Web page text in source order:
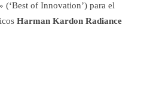
(‘Best of Innovation’) para el
Harman Kardon Radiance